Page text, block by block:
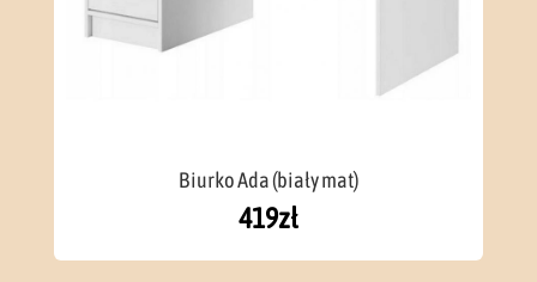
Biurko Ada (biały mat)
419zł